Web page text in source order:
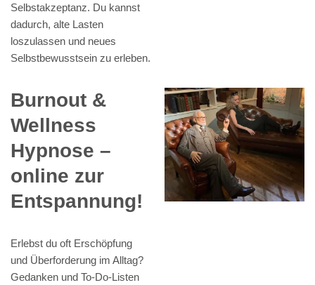
Selbstakzeptanz. Du kannst
dadurch, alte Lasten
loszulassen und neues
Selbstbewusstsein zu erleben.
Burnout &
Wellness
Hypnose –
online zur
Entspannung!
Erlebst du oft Erschöpfung
und Überforderung im Alltag?
Gedanken und To-Do-Listen